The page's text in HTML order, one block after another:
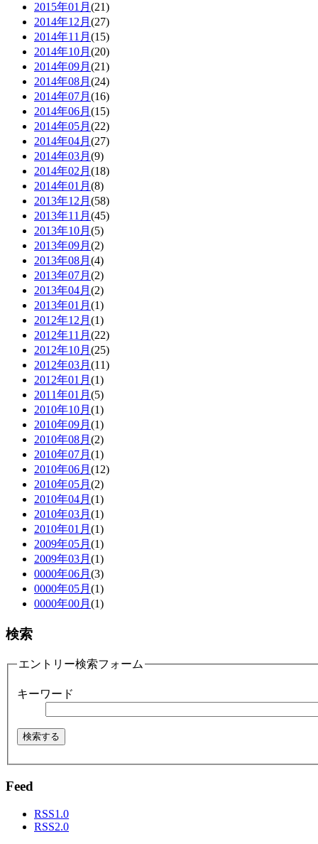
2015年01月 (21)
2014年12月 (27)
2014年11月 (15)
2014年10月 (20)
2014年09月 (21)
2014年08月 (24)
2014年07月 (16)
2014年06月 (15)
2014年05月 (22)
2014年04月 (27)
2014年03月 (9)
2014年02月 (18)
2014年01月 (8)
2013年12月 (58)
2013年11月 (45)
2013年10月 (5)
2013年09月 (2)
2013年08月 (4)
2013年07月 (2)
2013年04月 (2)
2013年01月 (1)
2012年12月 (1)
2012年11月 (22)
2012年10月 (25)
2012年03月 (11)
2012年01月 (1)
2011年01月 (5)
2010年10月 (1)
2010年09月 (1)
2010年08月 (2)
2010年07月 (1)
2010年06月 (12)
2010年05月 (2)
2010年04月 (1)
2010年03月 (1)
2010年01月 (1)
2009年05月 (1)
2009年03月 (1)
0000年06月 (3)
0000年05月 (1)
0000年00月 (1)
検索
エントリー検索フォーム
キーワード
Feed
RSS1.0
RSS2.0